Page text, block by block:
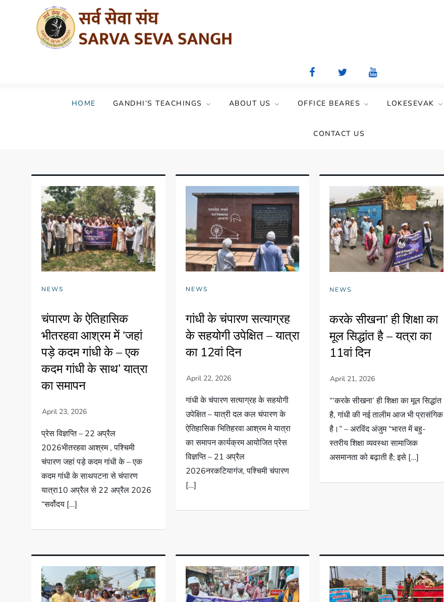
HOME GANDHI’S TEACHINGS ABOUT US OFFICE BEARES LOKESEVAK
CONTACT US
NEWS
चंपारण के ऐतिहासिक
भीतरहवा आश्रम में ‘जहां
पड़े कदम गांधी के – एक
कदम गांधी के साथ’ यात्रा
का समापन
प्रेस विज्ञप्ति – 22 अप्रैल
2026भीतरहवा आश्रम , पश्चिमी
चंपारण जहां पड़े कदम गांधी के – एक
कदम गांधी के साथपटना से चंपारण
यात्रा10 अप्रैल से 22 अप्रैल 2026
“सर्वोदय […]
NEWS
गांधी के चंपारण सत्याग्रह
के सहयोगी उपेक्षित – यात्रा
का 12वां दिन
गांधी के चंपारण सत्याग्रह के सहयोगी
उपेक्षित – यात्री दल कल चंपारण के
ऐतिहासिक भितिहरवा आश्रम मे यात्रा
का समापन कार्यक्रम आयोजित प्रेस
विज्ञप्ति – 21 अप्रैल
2026नरकटियागंज, पश्चिमी चंपारण
[…]
NEWS
करके सीखना’ ही शिक्षा का
मूल सिद्धांत है – यत्रा का
11वां दिन
“‘करके सीखना’ ही शिक्षा का मूल सिद्धांत
है, गांधी की नई तालीम आज भी प्रासंगिक
है।” – अरविंद अंजुम “भारत में बहु-
स्तरीय शिक्षा व्यवस्था सामाजिक
असमानता को बढ़ाती है; इसे […]